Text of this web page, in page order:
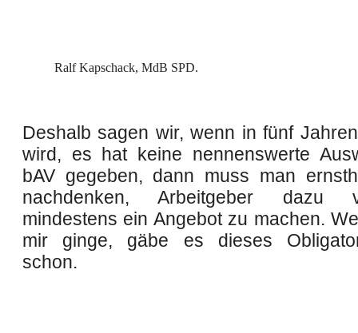
Ralf Kapschack, MdB SPD.
Deshalb sagen wir, wenn in fünf
wird, es hat keine nennenswerte
bAV gegeben, dann muss man
nachdenken, Arbeitgeber dazu
mindestens ein Angebot zu machen.
mir ginge, gäbe es dieses
schon.